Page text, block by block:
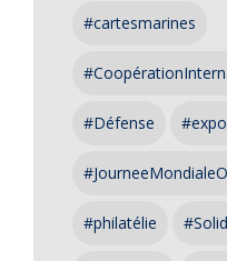
#cartesmarines
#Défense
#philatélie